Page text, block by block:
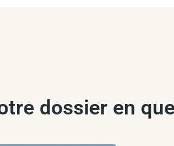
dossier en